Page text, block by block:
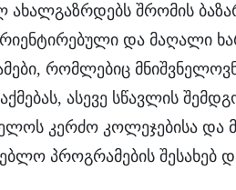
ახალგაზრდებს შრომის
და მაღალი
რომლებიც
ასევე სწავლის
კერძო კოლეჯებისა და
პროგრამების შესახებ